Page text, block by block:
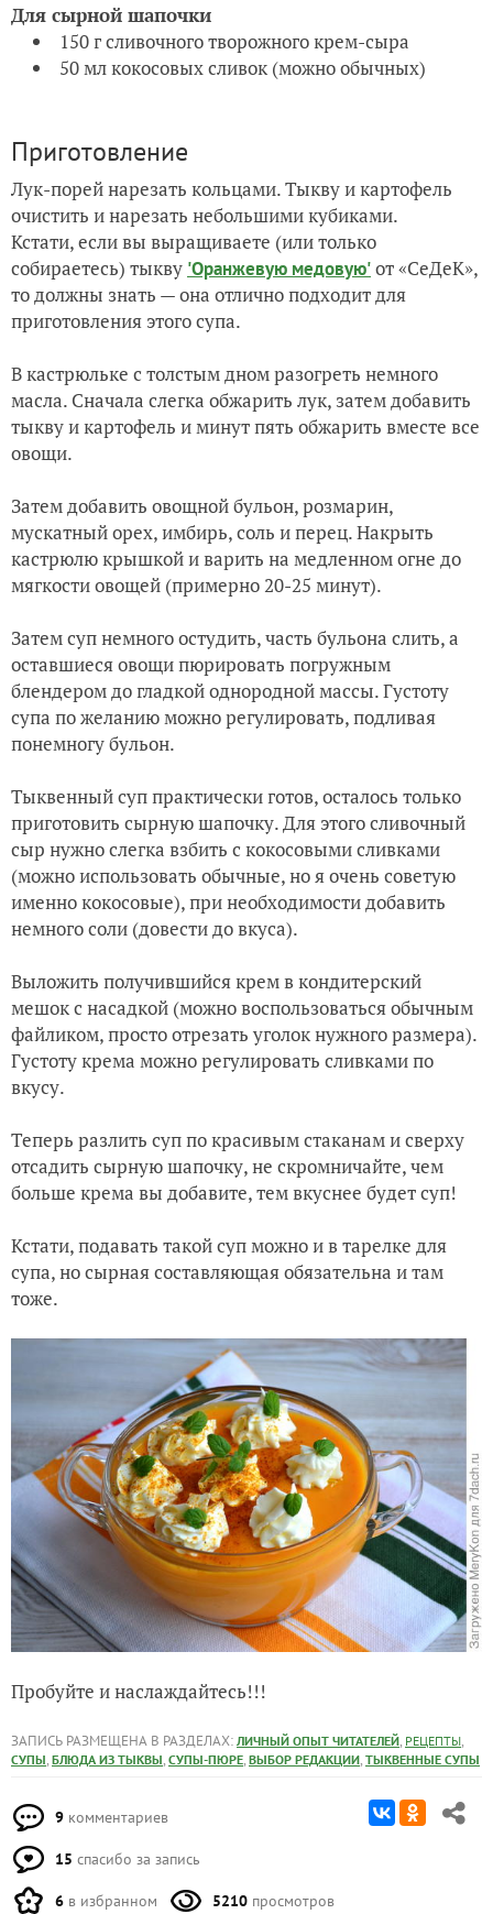
Для сырной шапочки
150 г сливочного творожного крем-сыра
50 мл кокосовых сливок (можно обычных)
Приготовление
Лук-порей нарезать кольцами. Тыкву и картофель
очистить и нарезать небольшими кубиками.
Кстати, если вы выращиваете (или только
собираетесь) тыкву 'Оранжевую медовую'от «СеДеК»,
то должны знать — она отлично подходит для
приготовления этого супа.
В кастрюльке с толстым дном разогреть немного
масла. Сначала слегка обжарить лук, затем добавить
тыкву и картофель и минут пять обжарить вместе все
овощи.
Затем добавить овощной бульон, розмарин,
мускатный орех, имбирь, соль и перец. Накрыть
кастрюлю крышкой и варить на медленном огне до
мягкости овощей (примерно 20-25 минут).
Затем суп немного остудить, часть бульона слить, а
оставшиеся овощи пюрировать погружным
блендером до гладкой однородной массы. Густоту
супа по желанию можно регулировать, подливая
понемногу бульон.
Тыквенный суп практически готов, осталось только
приготовить сырную шапочку. Для этого сливочный
сыр нужно слегка взбить с кокосовыми сливками
(можно использовать обычные, но я очень советую
именно кокосовые), при необходимости добавить
немного соли (довести до вкуса).
Выложить получившийся крем в кондитерский
мешок с насадкой (можно воспользоваться обычным
файликом, просто отрезать уголок нужного размера).
Густоту крема можно регулировать сливками по
вкусу.
Теперь разлить суп по красивым стаканам и сверху
отсадить сырную шапочку, не скромничайте, чем
больше крема вы добавите, тем вкуснее будет суп!
Кстати, подавать такой суп можно и в тарелке для
супа, но сырная составляющая обязательна и там
тоже.
Пробуйте и наслаждайтесь!!!
ЗАПИСЬ РАЗМЕЩЕНА В РАЗДЕЛАХ: ЛИЧНЫЙ ОПЫТ ЧИТАТЕЛЕЙ, РЕЦЕПТЫ,
СУПЫ, БЛЮДА ИЗ ТЫКВЫ, СУПЫ-ПЮРЕ, ВЫБОР РЕДАКЦИИ, ТЫКВЕННЫЕ СУПЫ
9 комментариев
15 спасибо за запись
6 в избранном 5210 просмотров